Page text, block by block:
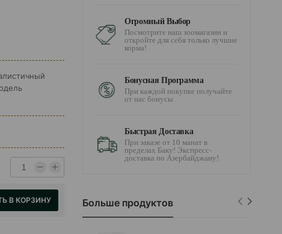
В КОРЗИНУ
Огромный Выбор
Посмотрите наш зоомагазин и
откройте для себя только лучшие
корма!
Бонусная Программа
При каждой покупке получайте
от нас бонусы
Быстрая Доставка
При заказе от 10 манат в
пределах Баку! Экспресс-
доставка по Азербайджану!
Больше продуктов